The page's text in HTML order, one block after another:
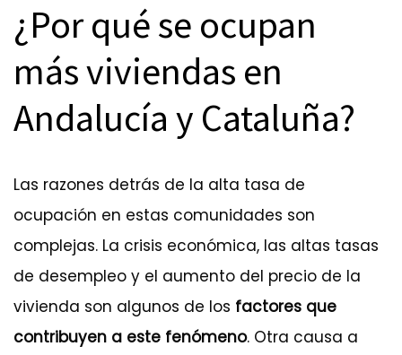
¿Por qué se ocupan
más viviendas en
Andalucía y Cataluña?
Las razones detrás de la alta tasa de
ocupación en estas comunidades son
complejas. La crisis económica, las altas tasas
de desempleo y el aumento del precio de la
vivienda son algunos de los factores que
contribuyen a este fenómeno. Otra causa a